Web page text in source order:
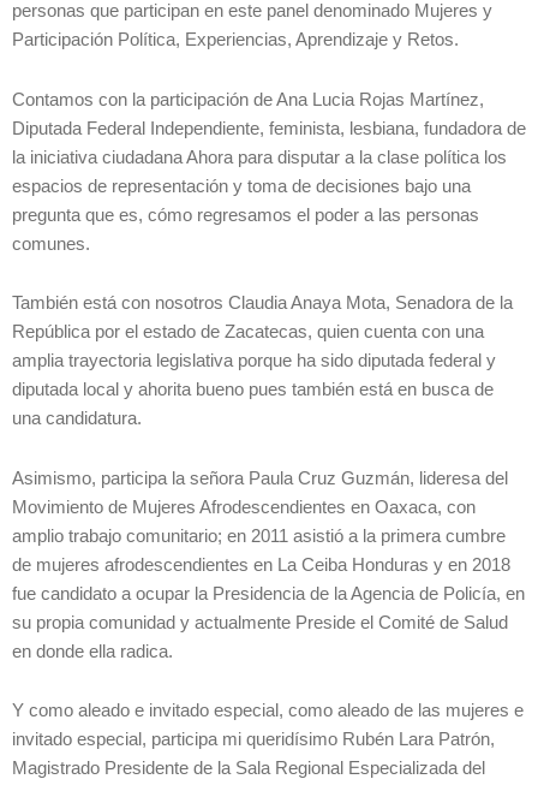
personas que participan en este panel denominado Mujeres y
Participación Política, Experiencias, Aprendizaje y Retos.
Contamos con la participación de Ana Lucia Rojas Martínez,
Diputada Federal Independiente, feminista, lesbiana, fundadora de
la iniciativa ciudadana Ahora para disputar a la clase política los
espacios de representación y toma de decisiones bajo una
pregunta que es, cómo regresamos el poder a las personas
comunes.
También está con nosotros Claudia Anaya Mota, Senadora de la
República por el estado de Zacatecas, quien cuenta con una
amplia trayectoria legislativa porque ha sido diputada federal y
diputada local y ahorita bueno pues también está en busca de
una candidatura.
Asimismo, participa la señora Paula Cruz Guzmán, lideresa del
Movimiento de Mujeres Afrodescendientes en Oaxaca, con
amplio trabajo comunitario; en 2011 asistió a la primera cumbre
de mujeres afrodescendientes en La Ceiba Honduras y en 2018
fue candidato a ocupar la Presidencia de la Agencia de Policía, en
su propia comunidad y actualmente Preside el Comité de Salud
en donde ella radica.
Y como aleado e invitado especial, como aleado de las mujeres e
invitado especial, participa mi queridísimo Rubén Lara Patrón,
Magistrado Presidente de la Sala Regional Especializada del